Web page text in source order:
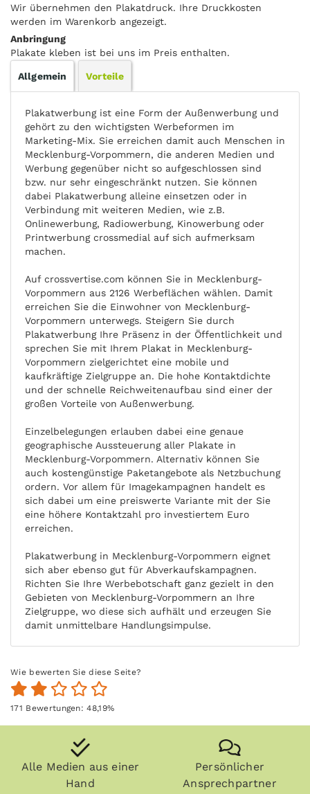
Wir übernehmen den Plakatdruck. Ihre Druckkosten
werden im Warenkorb angezeigt.
Anbringung
Plakate kleben ist bei uns im Preis enthalten.
Allgemein Vorteile
Plakatwerbung ist eine Form der Außenwerbung und
gehört zu den wichtigsten Werbeformen im
Marketing-Mix. Sie erreichen damit auch Menschen in
Mecklenburg-Vorpommern, die anderen Medien und
Werbung gegenüber nicht so aufgeschlossen sind
bzw. nur sehr eingeschränkt nutzen. Sie können
dabei Plakatwerbung alleine einsetzen oder in
Verbindung mit weiteren Medien, wie z.B.
Onlinewerbung, Radiowerbung, Kinowerbung oder
Printwerbung crossmedial auf sich aufmerksam
machen.
Auf crossvertise.com können Sie in Mecklenburg-
Vorpommern aus 2126 Werbeflächen wählen. Damit
erreichen Sie die Einwohner von Mecklenburg-
Vorpommern unterwegs. Steigern Sie durch
Plakatwerbung Ihre Präsenz in der Öffentlichkeit und
sprechen Sie mit Ihrem Plakat in Mecklenburg-
Vorpommern zielgerichtet eine mobile und
kaufkräftige Zielgruppe an. Die hohe Kontaktdichte
und der schnelle Reichweitenaufbau sind einer der
großen Vorteile von Außenwerbung.
Einzelbelegungen erlauben dabei eine genaue
geographische Aussteuerung aller Plakate in
Mecklenburg-Vorpommern. Alternativ können Sie
auch kostengünstige Paketangebote als Netzbuchung
ordern. Vor allem für Imagekampagnen handelt es
sich dabei um eine preiswerte Variante mit der Sie
eine höhere Kontaktzahl pro investiertem Euro
erreichen.
Plakatwerbung in Mecklenburg-Vorpommern eignet
sich aber ebenso gut für Abverkaufskampagnen.
Richten Sie Ihre Werbebotschaft ganz gezielt in den
Gebieten von Mecklenburg-Vorpommern an Ihre
Zielgruppe, wo diese sich aufhält und erzeugen Sie
damit unmittelbare Handlungsimpulse.
Wie bewerten Sie diese Seite?
171 Bewertungen:48,19%
Alle Medien aus einer
Hand
Persönlicher
Ansprechpartner